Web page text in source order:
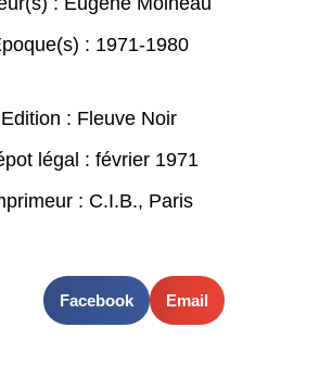
: 1971-1980
Edition : Fleuve Noir
légal : février 1971
: C.I.B., Paris
Facebook Email